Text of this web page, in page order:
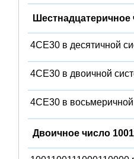
Шестнадцатеричное
4CE30 в десятичной
4CE30 в двоичной
4CE30 в
Двоичное число